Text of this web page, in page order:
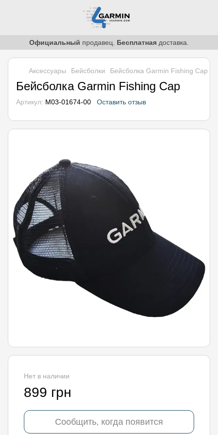
Официальный продавец. Бесплатная доставка.
Аксессуары Бейсболки Бейсболка Garmin Fishing Cаp
Бейсболка Garmin Fishing Cаp
Артикул: M03-01674-00 Оставить отзыв
Нет в наличии
899 грн
Сообщить, когда появится